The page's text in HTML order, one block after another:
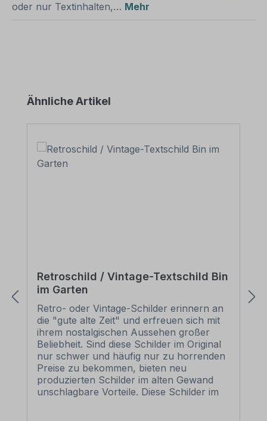
oder nur Textinhalten,… Mehr
Produktgalerie überspringen
Ähnliche Artikel
Retroschild / Vintage-Textschild Bin
im Garten
Retro- oder Vintage-Schilder erinnern an
die "gute alte Zeit" und erfreuen sich mit
ihrem nostalgischen Aussehen großer
Beliebheit. Sind diese Schilder im Original
nur schwer und häufig nur zu horrenden
Preise zu bekommen, bieten neu
produzierten Schilder im alten Gewand
unschlagbare Vorteile. Diese Schilder im